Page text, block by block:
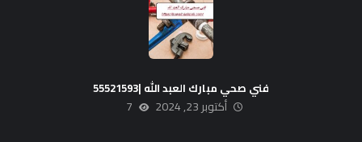
فني صحي مبارك العبد الله |55521593
أكتوبر 23, 2024 7